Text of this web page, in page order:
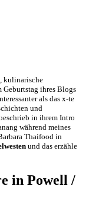
kulinarische
Geburtstag ihres Blogs
als das x-te
und
in ihrem Intro
während meines
Thaifood in
und das erzähle
in Powell /